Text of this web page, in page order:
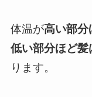
体温が高い部分
低い部分ほど
ります。